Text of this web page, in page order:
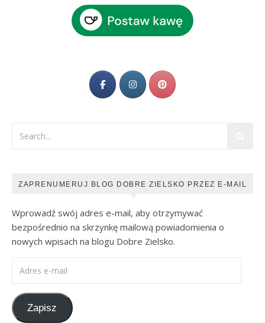
ZAPRENUMERUJ BLOG DOBRE ZIELSKO PRZEZ E-MAIL
Wprowadź swój adres e-mail, aby otrzymywać
bezpośrednio na skrzynkę mailową powiadomienia o
nowych wpisach na blogu Dobre Zielsko.
Zapisz